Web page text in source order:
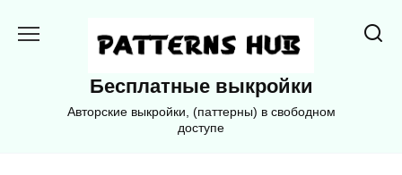
Бесплатные выкройки
Авторские выкройки, (паттерны) в свободном
доступе